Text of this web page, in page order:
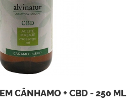
CÂNHAMO + CBD - 250 ML